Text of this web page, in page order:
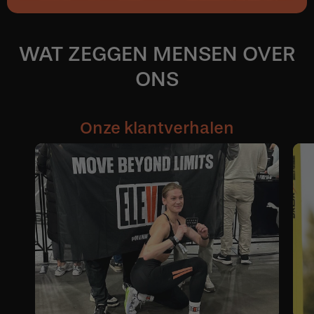
WAT ZEGGEN MENSEN OVER
ONS
Onze klantverhalen